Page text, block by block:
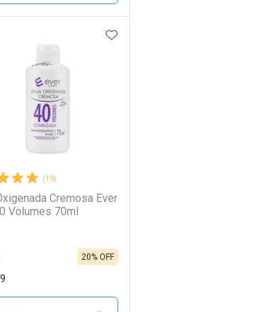
FECHAR
Desconto
FECHAR
Menos
FAVORITOS
(13)
Cremosa Ever
Volumes 70ml
20% OFF
ADICIONAR AOS